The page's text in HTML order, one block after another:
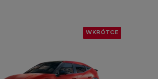
WKRÓTCE